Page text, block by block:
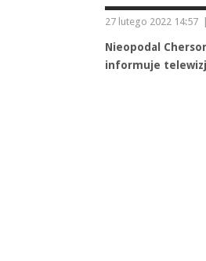
27 lutego 2022 14:57
Nieopodal
informuje